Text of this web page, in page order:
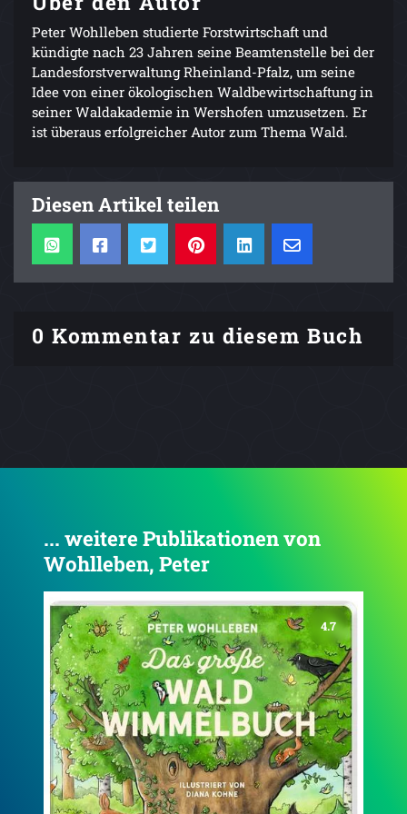
Peter Wohlleben studierte Forstwirtschaft und
kündigte nach 23 Jahren seine Beamtenstelle bei der
Landesforstverwaltung Rheinland-Pfalz, um seine
Idee von einer ökologischen Waldbewirtschaftung in
seiner Waldakademie in Wershofen umzusetzen. Er
ist überaus erfolgreicher Autor zum Thema Wald.
Diesen Artikel teilen
0 Kommentar zu diesem Buch
... weitere Publikationen von
Wohlleben, Peter